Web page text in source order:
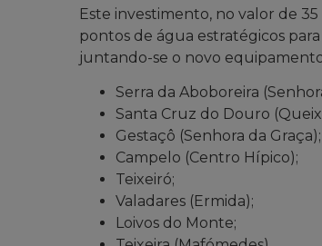
Este investimento, no valor de
pontos de água estratégicos
juntando-se o novo
Serra da Aboboreira
Santa Cruz do Douro
Gestaçô (Senhora da Graça);
Campelo (Centro Hípico);
Teixeiró;
Valadares (Ermida);
Loivos do Monte;